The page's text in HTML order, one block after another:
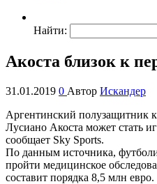
Найти:
Акоста близок к
31.01.2019 0 Автор Искандер
Аргентинский полузащитник
Лусиано Акоста может стать
сообщает Sky Sports.
По данным источника,
пройти медицинское
составит порядка 8,5 млн евро.